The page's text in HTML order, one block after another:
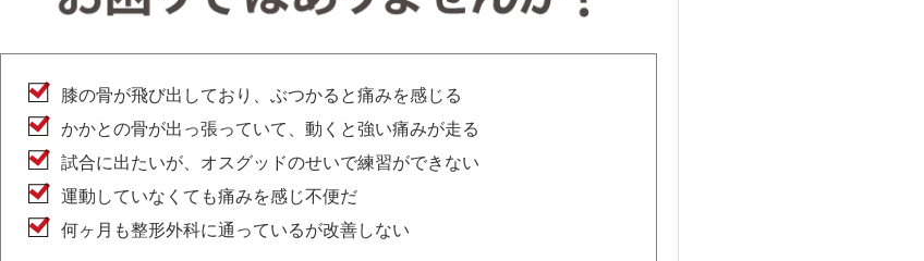
膝の骨が飛び出しており、ぶつかると痛みを感じる
かかとの骨が出っ張っていて、動くと強い痛みが走る
試合に出たいが、オスグッドのせいで練習ができない
運動していなくても痛みを感じ不便だ
何ヶ月も整形外科に通っているが改善しない